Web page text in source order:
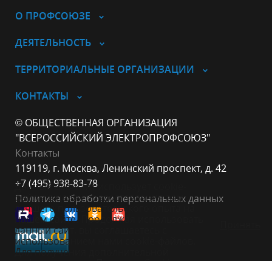
О ПРОФСОЮЗЕ
ДЕЯТЕЛЬНОСТЬ
ТЕРРИТОРИАЛЬНЫЕ ОРГАНИЗАЦИИ
КОНТАКТЫ
© ОБЩЕСТВЕННАЯ ОРГАНИЗАЦИЯ
"ВСЕРОССИЙСКИЙ ЭЛЕКТРОПРОФСОЮЗ"
Контакты
119119, г. Москва, Ленинский проспект, д. 42
+7 (495) 938-83-78
Политика обработки персональных данных
Данный веб-сайт использует cookie-
файлы в целях предоставления вам
лучшего пользовательского опыта на
нашем сайте. Продолжая использовать
данный сайт, вы соглашаетесь с
использованием нами cookie-файлов.
Для получения дополнительной